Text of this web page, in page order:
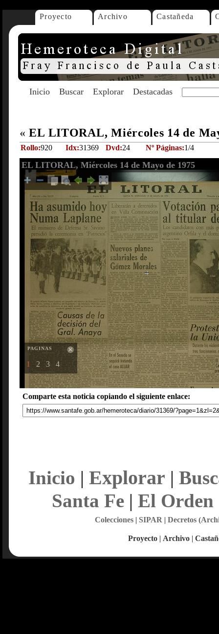
Proyecto Archivo Castañeda
Inicio Buscar Explorar Destacadas
« EL LITORAL, Miércoles 14 de
Rollo:920 Idx:31369 Dvd:24 Nº Páginas:1/4
EL LITORAL, Miércoles 14 de Mayo de 1975
PAGINAS
1 2 3 4
Comparte esta noticia copiando el siguiente enlace:
Inicio | Explorar |
Santa Fe| El Orden
Colecciones| SIPAR | Decretos
Proyecto | Archivo |